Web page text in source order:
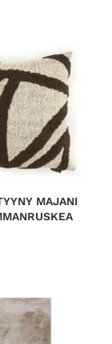
MAJANI